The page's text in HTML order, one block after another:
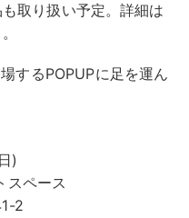
取り扱い予定。詳細は
するPOPUPに足を運ん
)
スペース
2